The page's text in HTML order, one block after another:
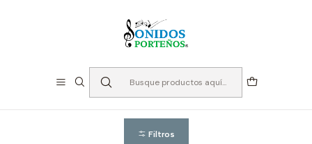
Instrumentos de Cuerda
Guitarras
Filtros